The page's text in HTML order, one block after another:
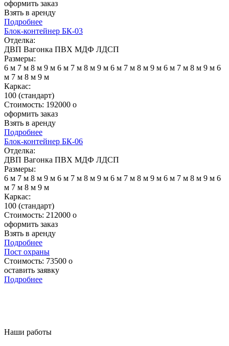
оформить заказ
Взять в аренду
Подробнее
Блок-контейнер БК-03
Отделка:
ДВП Вагонка ПВХ МДФ ЛДСП
Размеры:
6 м 7 м 8 м 9 м 6 м 7 м 8 м 9 м 6 м 7 м 8 м 9 м 6 м 7 м 8 м 9 м 6
м 7 м 8 м 9 м
Каркас:
100 (стандарт)
Стоимость: 192000 o
оформить заказ
Взять в аренду
Подробнее
Блок-контейнер БК-06
Отделка:
ДВП Вагонка ПВХ МДФ ЛДСП
Размеры:
6 м 7 м 8 м 9 м 6 м 7 м 8 м 9 м 6 м 7 м 8 м 9 м 6 м 7 м 8 м 9 м 6
м 7 м 8 м 9 м
Каркас:
100 (стандарт)
Стоимость: 212000 o
оформить заказ
Взять в аренду
Подробнее
Пост охраны
Стоимость: 73500 o
оставить заявку
Подробнее
Наши работы